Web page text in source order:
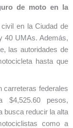
de moto en la
en la Ciudad de
40 UMAs. Además,
las autoridades de
hasta que
carreteras federales
pesos,
busca reducir la alta
como a